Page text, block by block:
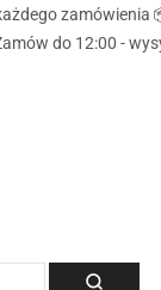
zamówienia
do 12:00 -